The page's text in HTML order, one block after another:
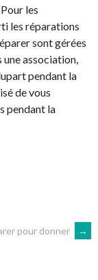
les
les réparations
sont gérées
association,
pendant la
de vous
pendant la
pour donner →